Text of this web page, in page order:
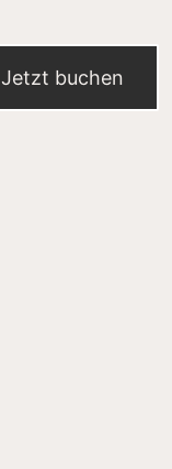
Jetzt buchen